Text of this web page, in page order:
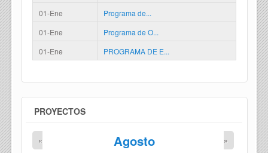
01-Ene
Programa de...
01-Ene
Programa de O...
01-Ene
PROGRAMA DE E...
PROYECTOS
Agosto
« »